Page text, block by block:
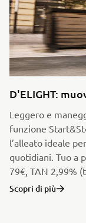
D'ELIGHT:
Leggero e
funzione
l’alleato ideale
quotidiani. Tuo a partire da 2.999€, con rate mensili da
79€, TAN 2,99%
Scopri di più